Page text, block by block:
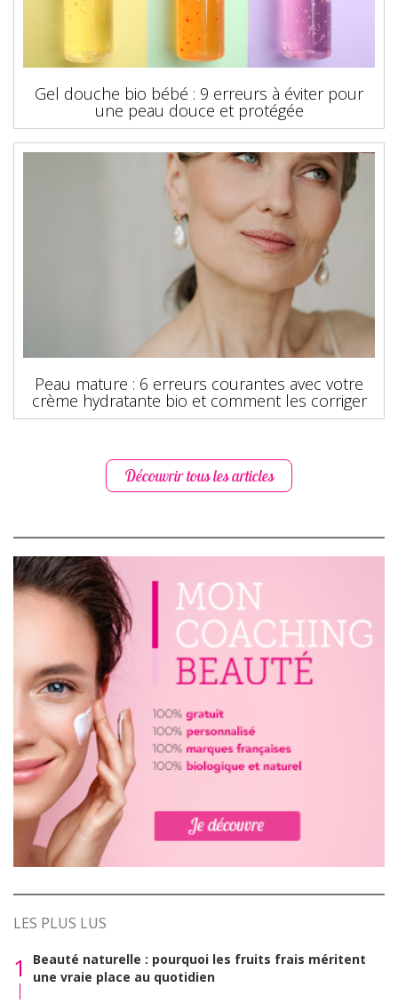
Gel douche bio bébé : 9 erreurs à éviter pour
une peau douce et protégée
Peau mature : 6 erreurs courantes avec votre
crème hydratante bio et comment les corriger
Découvrir tous les articles
LES PLUS LUS
1
Beauté naturelle : pourquoi les fruits frais méritent
une vraie place au quotidien